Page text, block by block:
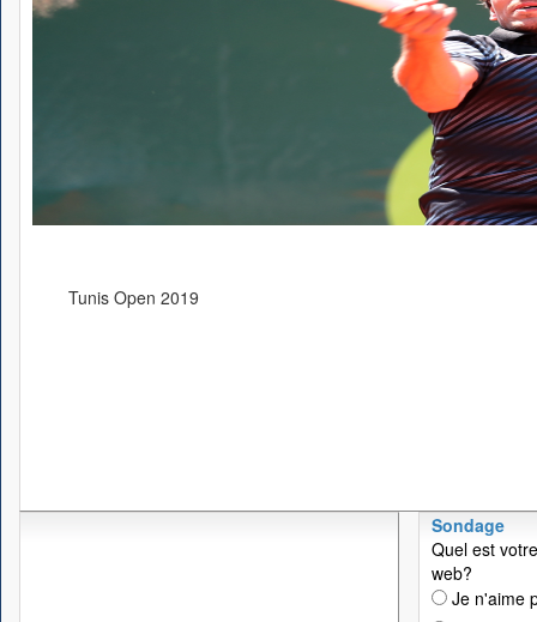
Tunis Open 2019
Sondage
Quel est
web?
Je n'aime